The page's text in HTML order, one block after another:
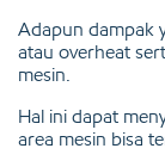
Adapun dampak
atau overheat
mesin.
Hal ini dapat
area mesin bisa